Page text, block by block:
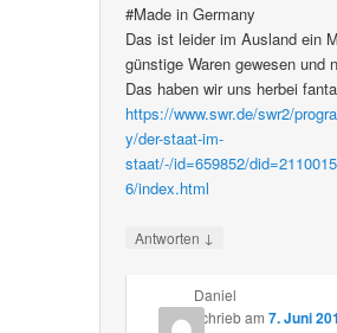
#Made in Germany
Das ist leider im Ausland ein
günstige Waren gewesen und
Das haben wir uns herbei
https://www.swr.de/swr2/
y/der-staat-im-
staat/-/id=659852/
6/index.html
Antworten ↓
Daniel
schriebam 7. Juni